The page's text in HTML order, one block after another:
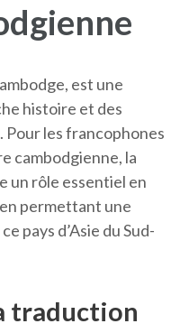
est une
histoire et des
Pour les francophones
cambodgienne, la
un rôle essentiel en
permettant une
pays d’Asie du Sud-
traduction